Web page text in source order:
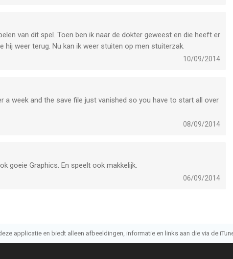
van dit spel. Toen ben ik naar de dokter geweest en die heeft er
hij weer terug. Nu kan ik weer stuiten op men stuiterzak.
10/09/2014
a week and the save file just vanished so you have to start all over
08/09/2014
goeie Graphics. En speelt ook makkelijk.
06/09/2014
applicatie en biedt alleen afbeeldingen, informatie en links aan die via de